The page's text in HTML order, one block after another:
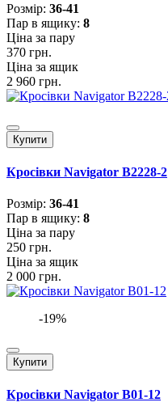
Розмiр: 36-41
Пар в ящику: 8
Ціна за пару
370 грн.
Ціна за ящик
2 960 грн.
Купити
Кросівки Navigator B2228-2
Розмiр: 36-41
Пар в ящику: 8
Ціна за пару
250 грн.
Ціна за ящик
2 000 грн.
-19%
Купити
Кросівки Navigator B01-12